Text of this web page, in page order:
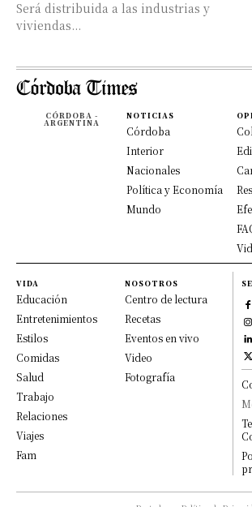
Será distribuida a las industrias y
viviendas...
CÓRDOBA -
ARGENTINA
NOTICIAS
Córdoba
Interior
Nacionales
Política y Economía
Mundo
VIDA
Educación
Entretenimientos
Estilos
Comidas
Salud
Trabajo
Relaciones
Viajes
Fam
NOSOTROS
Centro de lectura
Recetas
Eventos en vivo
Video
Fotografía